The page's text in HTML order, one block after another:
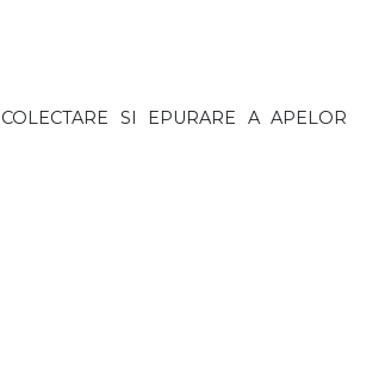
SI EPURARE A APELOR